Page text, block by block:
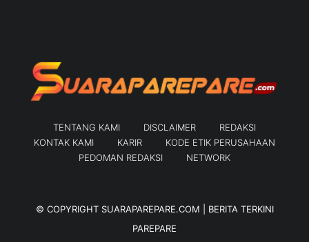
TENTANG KAMI DISCLAIMER
REDAKSI
KONTAK KAMI
KARIR
KODE ETIK PERUSAHAAN
PEDOMAN REDAKSI
NETWORK
© COPYRIGHT SUARAPAREPARE.COM | BERITA TERKINI
PAREPARE